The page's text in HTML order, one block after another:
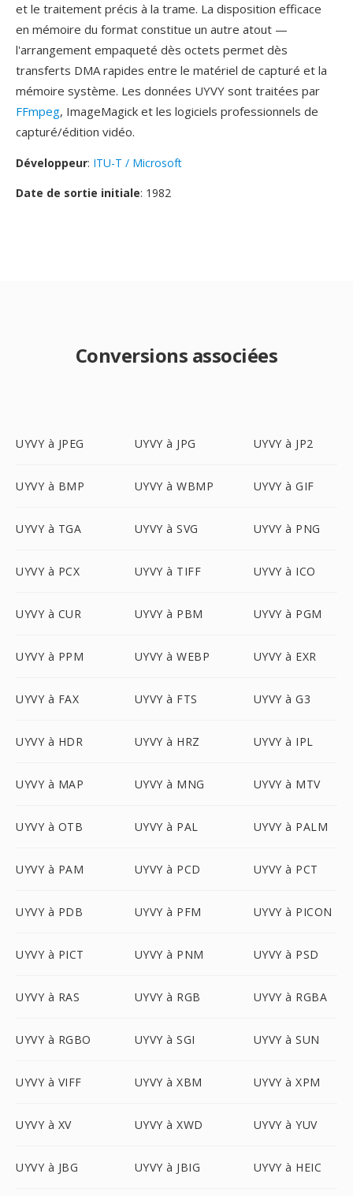
et le traitement précis à la trame. La disposition efficace
en mémoire du format constitue un autre atout —
l'arrangement empaqueté dès octets permet dès
transferts DMA rapides entre le matériel de capturé et la
mémoire système. Les données UYVY sont traitées par
FFmpeg, ImageMagick et les logiciels professionnels de
capturé/édition vidéo.
Développeur: ITU-T / Microsoft
Date de sortie initiale: 1982
Conversions associées
UYVY à JPEG UYVY à JPG UYVY à JP2
UYVY à BMP UYVY à WBMP UYVY à GIF
UYVY à TGA UYVY à SVG UYVY à PNG
UYVY à PCX UYVY à TIFF UYVY à ICO
UYVY à CUR UYVY à PBM UYVY à PGM
UYVY à PPM UYVY à WEBP UYVY à EXR
UYVY à FAX UYVY à FTS UYVY à G3
UYVY à HDR UYVY à HRZ UYVY à IPL
UYVY à MAP UYVY à MNG UYVY à MTV
UYVY à OTB UYVY à PAL UYVY à PALM
UYVY à PAM UYVY à PCD UYVY à PCT
UYVY à PDB UYVY à PFM UYVY à PICON
UYVY à PICT UYVY à PNM UYVY à PSD
UYVY à RAS UYVY à RGB UYVY à RGBA
UYVY à RGBO UYVY à SGI UYVY à SUN
UYVY à VIFF UYVY à XBM UYVY à XPM
UYVY à XV UYVY à XWD UYVY à YUV
UYVY à JBG UYVY à JBIG UYVY à HEIC